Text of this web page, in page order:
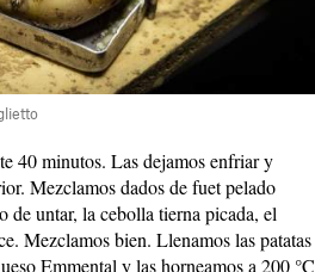
40 minutos. Las dejamos enfriar y
Mezclamos dados de fuet pelado
de untar, la cebolla tierna picada, el
Mezclamos bien. Llenamos las patatas
Emmental y las horneamos a 200 °C